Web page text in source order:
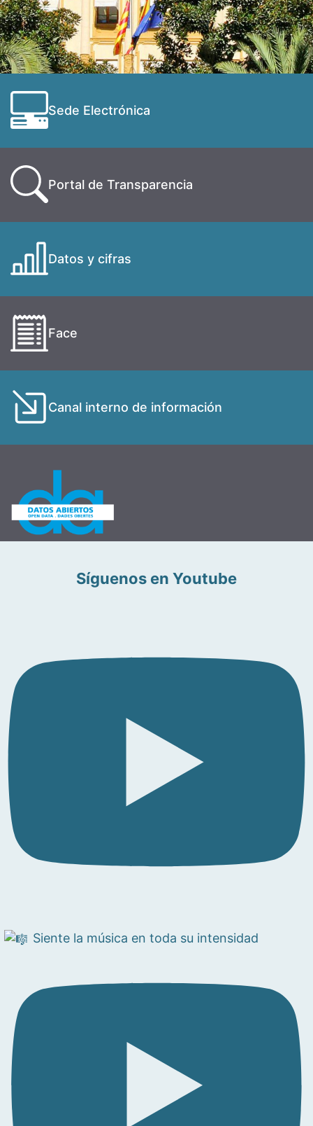
Sede Electrónica
Portal de Transparencia
Datos y cifras
Face
Canal interno de información
Síguenos en Youtube
Siente la música en toda su intensidad